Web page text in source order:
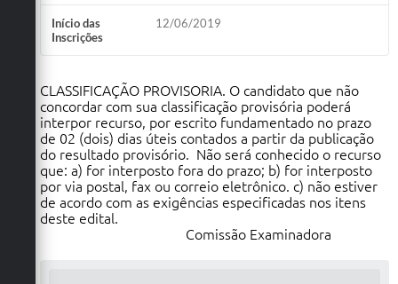
Início das
Inscrições
12/06/2019
CLASSIFICAÇÃO PROVISORIA. O candidato que não
concordar com sua classificação provisória poderá
interpor recurso, por escrito fundamentado no prazo
de 02 (dois) dias úteis contados a partir da publicação
do resultado provisório. Não será conhecido o recurso
que: a) for interposto fora do prazo; b) for interposto
por via postal, fax ou correio eletrônico. c) não estiver
de acordo com as exigências especificadas nos itens
deste edital.
Comissão Examinadora